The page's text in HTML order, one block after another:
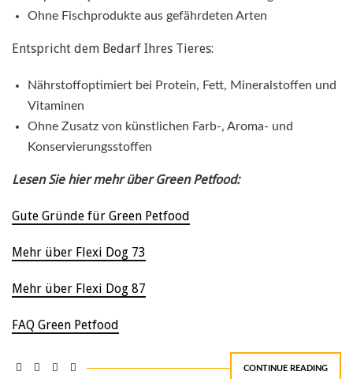
Ohne Fischprodukte aus gefährdeten Arten
Entspricht dem Bedarf Ihres Tieres:
Nährstoffoptimiert bei Protein, Fett, Mineralstoffen und
Vitaminen
Ohne Zusatz von künstlichen Farb-, Aroma- und
Konservierungsstoffen
Lesen Sie hier mehr über Green Petfood:
Gute Gründe für Green Petfood
Mehr über Flexi Dog 73
Mehr über Flexi Dog 87
FAQ Green Petfood
CONTINUE READING